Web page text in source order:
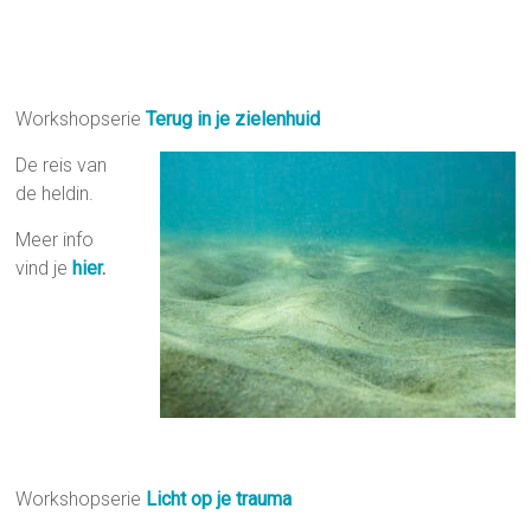
WorkshopserieTerug in je zielenhuid
De reis van
de heldin.
Meer info
vind je hier.
Workshopserie Licht op je trauma